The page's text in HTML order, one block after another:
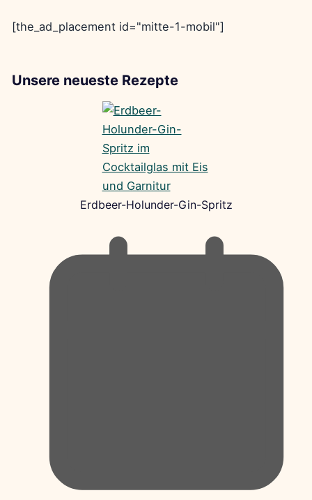
[the_ad_placement id="mitte-1-mobil"]
Unsere neueste Rezepte
Erdbeer-Holunder-Gin-Spritz